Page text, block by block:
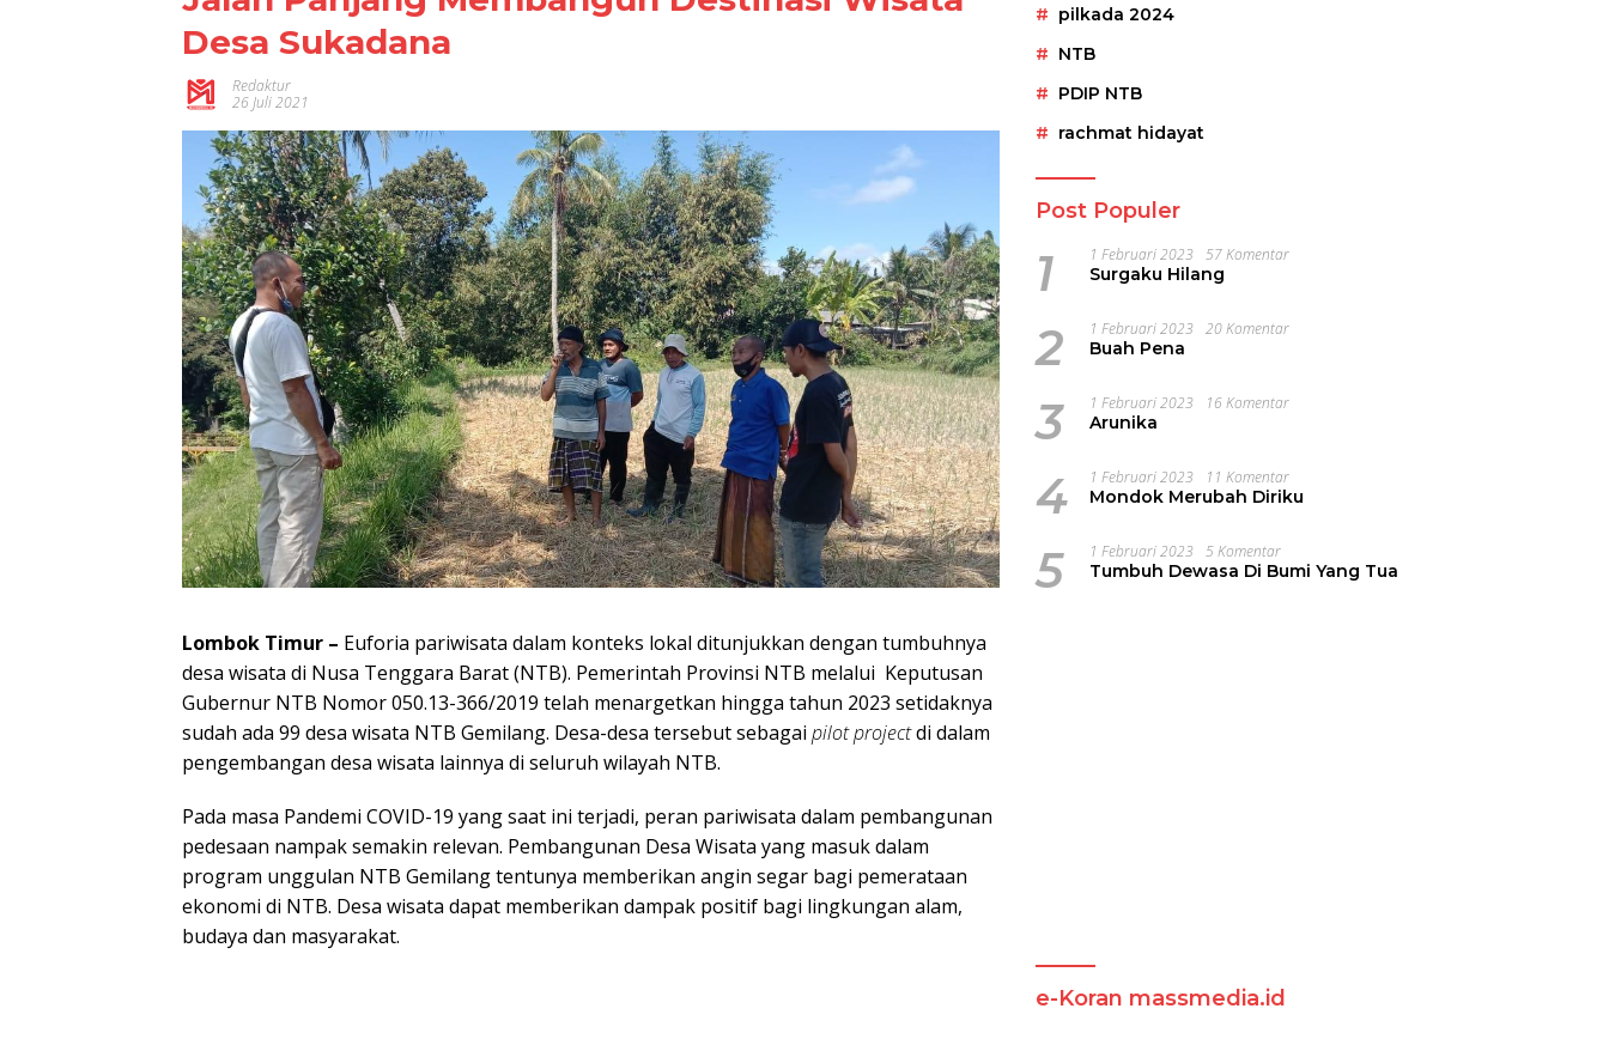
Desa Sukadana
Redaktur
26 Juli 2021
Lombok Timur – Euforia pariwisata dalam konteks lokal ditunjukkan dengan tumbuhnya
desa wisata di Nusa Tenggara Barat (NTB). Pemerintah Provinsi NTB melalui Keputusan
Gubernur NTB Nomor 050.13-366/2019 telah menargetkan hingga tahun 2023 setidaknya
sudah ada 99 desa wisata NTB Gemilang. Desa-desa tersebut sebagai pilot projectdi dalam
pengembangan desa wisata lainnya di seluruh wilayah NTB.
Pada masa Pandemi COVID-19 yang saat ini terjadi, peran pariwisata dalam pembangunan
pedesaan nampak semakin relevan. Pembangunan Desa Wisata yang masuk dalam
program unggulan NTB Gemilang tentunya memberikan angin segar bagi pemerataan
ekonomi di NTB. Desa wisata dapat memberikan dampak positif bagi lingkungan alam,
budaya dan masyarakat.
pilkada 2024
NTB
PDIP NTB
rachmat hidayat
Post Populer
1 1 Februari 2023 57 Komentar
Surgaku Hilang
2 1 Februari 2023 20 Komentar
Buah Pena
3 1 Februari 2023 16 Komentar
Arunika
4 1 Februari 2023 11 Komentar
Mondok Merubah Diriku
5 1 Februari 2023 5 Komentar
Tumbuh Dewasa Di Bumi Yang Tua
e-Koran massmedia.id